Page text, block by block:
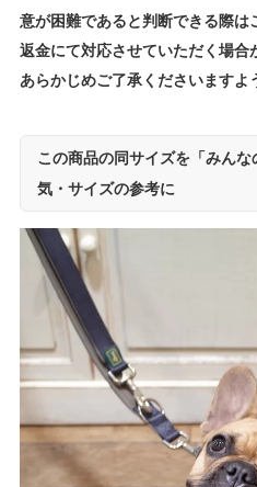
意が困難であると判断できる際は
返金にて対応させていただく場合
あらかじめご了承くださいますよ
この商品の同サイズを「みん
気・サイズの参考に